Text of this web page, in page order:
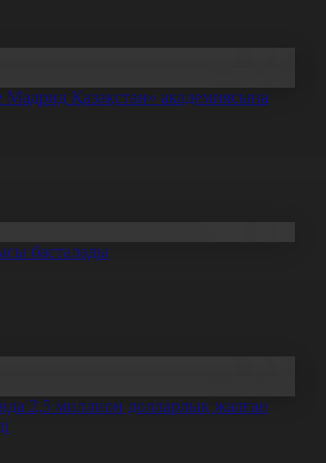
Мадрид Қазақстан» академиясына
басталады
2,5 миллион долларлық жалған